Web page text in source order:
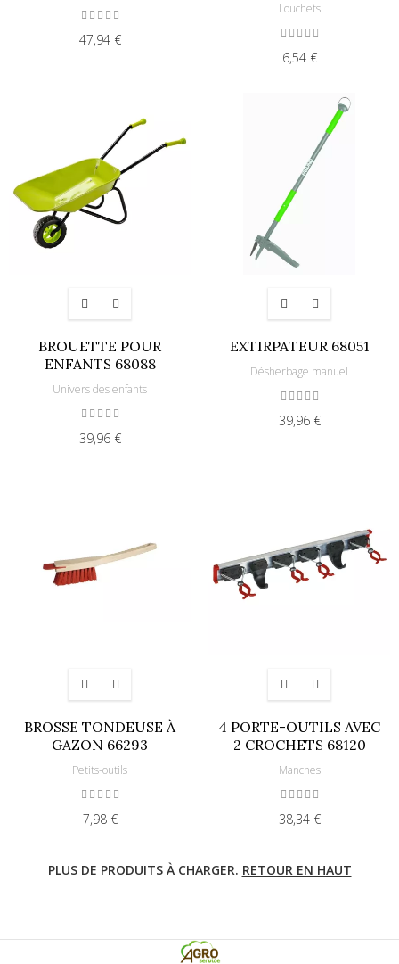
47,94 €
Louchets
6,54 €
BROUETTE POUR
ENFANTS 68088
Univers des enfants
39,96 €
EXTIRPATEUR 68051
Désherbage manuel
39,96 €
BROSSE TONDEUSE À
GAZON 66293
Petits-outils
7,98 €
4 PORTE-OUTILS AVEC
2 CROCHETS 68120
Manches
38,34 €
PLUS DE PRODUITS À CHARGER. RETOUR EN HAUT